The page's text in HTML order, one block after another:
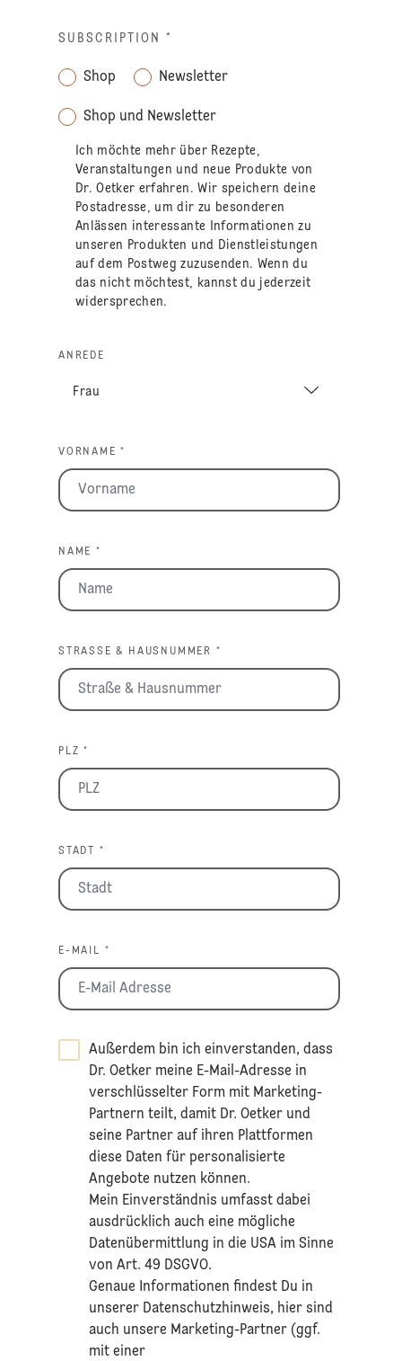
SUBSCRIPTION *
Shop Newsletter
Shop und Newsletter
Ich möchte mehr über Rezepte,
Veranstaltungen und neue Produkte von
Dr. Oetker erfahren. Wir speichern deine
Postadresse, um dir zu besonderen
Anlässen interessante Informationen zu
unseren Produkten und Dienstleistungen
auf dem Postweg zuzusenden. Wenn du
das nicht möchtest, kannst du jederzeit
widersprechen.
ANREDE
VORNAME *
NAME *
STRASSE & HAUSNUMMER *
PLZ *
STADT *
E-MAIL *
Außerdem bin ich einverstanden, dass
Dr. Oetker meine E-Mail-Adresse in
verschlüsselter Form mit Marketing-
Partnern teilt, damit Dr. Oetker und
seine Partner auf ihren Plattformen
diese Daten für personalisierte
Angebote nutzen können.
Mein Einverständnis umfasst dabei
ausdrücklich auch eine mögliche
Datenübermittlung in die USA im Sinne
von Art. 49 DSGVO.​
​Genaue Informationen findest Du in
unserer Datenschutzhinweis, hier sind
auch unsere Marketing-Partner (ggf.
mit einer